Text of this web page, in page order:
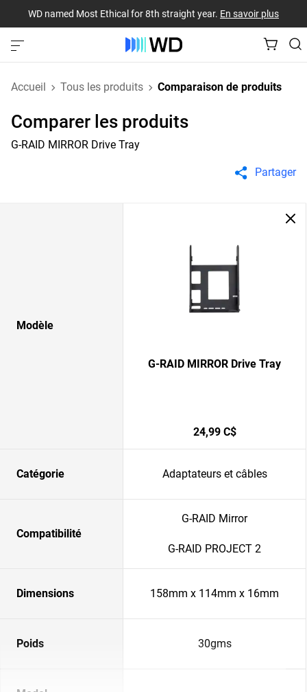
WD named Most Ethical for 8th straight year. En savoir plus
Accueil Tous les produits Comparaison de produits
Comparer les produits
G-RAID MIRROR Drive Tray
Partager
Modèle
G-RAID MIRROR Drive Tray
24,99 C$
Catégorie Adaptateurs et câbles
Compatibilité
G-RAID Mirror
G-RAID PROJECT 2
Dimensions 158mm x 114mm x 16mm
Poids 30gms